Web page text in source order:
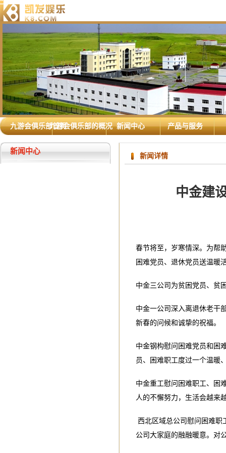
九游会俱乐部首页九游会俱乐部的概况 新闻中心 产品与服务
新闻中心
新闻详情
中金建
春节将至，岁寒情深。为帮
困难党员、退休党员送温暖
中金三公司为贫困党员、贫
中金一公司深入离退休老干
新春的问候和诚挚的祝福。
中金钢构慰问困难党员和困
员、困难职工度过一个温暖
中金重工慰问困难职工、困
人的不懈努力，生活会越来
西北区域总公司慰问困难职
公司大家庭的融融暖意。对